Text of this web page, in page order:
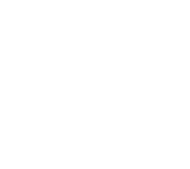
Castlerock